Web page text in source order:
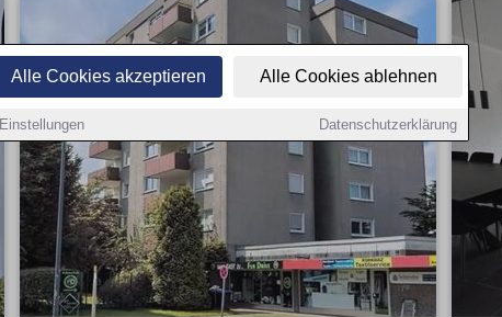
Alle Cookies akzeptieren Alle Cookies ablehnen
Einstellungen Datenschutzerklärung